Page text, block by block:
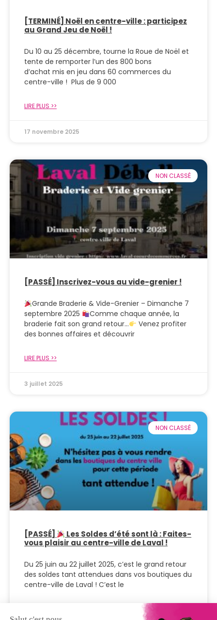
[TERMINÉ] Noël en centre-ville : participez
au Grand Jeu de Noël !
Du 10 au 25 décembre, tourne la Roue de Noël et
tente de remporter l’un des 800 bons
d’achat mis en jeu dans 60 commerces du
centre-ville ! Plus de 9 000
LIRE PLUS >>
17 novembre 2025
NON CLASSÉ
[PASSÉ] Inscrivez-vous au vide-grenier !
Grande Braderie & Vide-Grenier – Dimanche 7
septembre 2025
Comme chaque année, la
braderie fait son grand retour…
Venez profiter
des bonnes affaires et découvrir
LIRE PLUS >>
3 juillet 2025
NON CLASSÉ
[PASSÉ]
Les Soldes d’été sont là : Faites-
vous plaisir au centre-ville de Laval !
Du 25 juin au 22 juillet 2025, c’est le grand retour
des soldes tant attendues dans vos boutiques du
centre-ville de Laval ! C’est le